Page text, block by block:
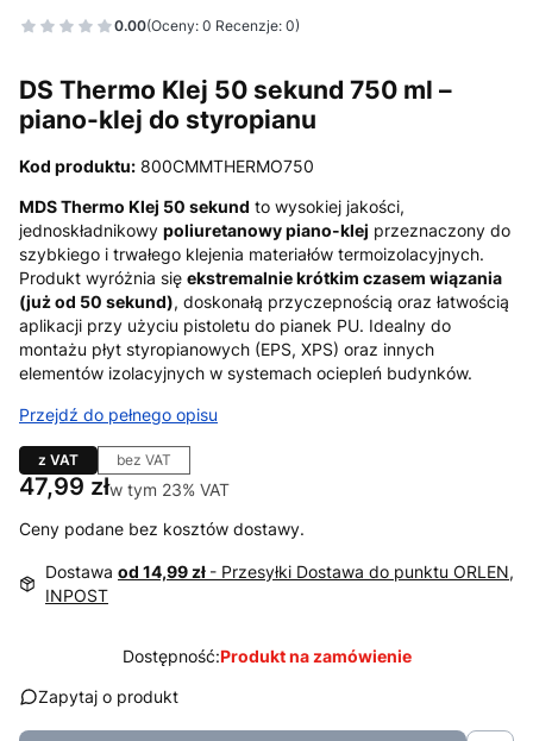
0.00(Oceny: 0 Recenzje: 0)
DS Thermo Klej 50 sekund 750 ml –
piano-klej do styropianu
Kod produktu: 800CMMTHERMO750
MDS Thermo Klej 50 sekund to wysokiej jakości,
jednoskładnikowy poliuretanowy piano-klej przeznaczony do
szybkiego i trwałego klejenia materiałów termoizolacyjnych.
Produkt wyróżnia się ekstremalnie krótkim czasem wiązania
(już od 50 sekund), doskonałą przyczepnością oraz łatwością
aplikacji przy użyciu pistoletu do pianek PU. Idealny do
montażu płyt styropianowych (EPS, XPS) oraz innych
elementów izolacyjnych w systemach ociepleń budynków.
Przejdź do pełnego opisu
z VAT bez VAT
Cena
47,99 złw tym 23% VAT
w tym 23% VAT
Ceny podane bez kosztów dostawy.
Dostawa od 14,99 zł - Przesyłki Dostawa do punktu ORLEN,
INPOST
Dostępność:Produkt na zamówienie
Zapytaj o produkt